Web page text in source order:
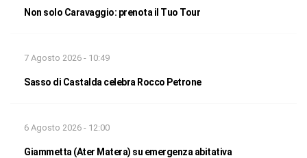
Non solo Caravaggio: prenota il Tuo Tour
7 Agosto 2026 - 10:49
Sasso di Castalda celebra Rocco Petrone
6 Agosto 2026 - 12:00
Giammetta (Ater Matera) su emergenza abitativa